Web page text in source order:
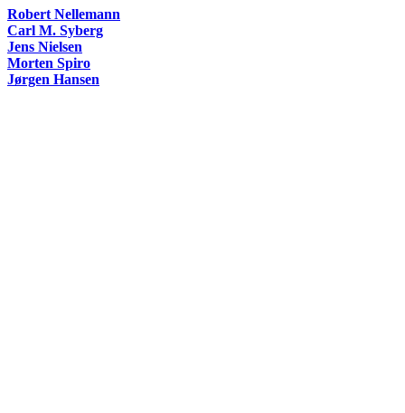
Robert Nellemann
Carl M. Syberg
Jens Nielsen
Morten Spiro
Jørgen Hansen